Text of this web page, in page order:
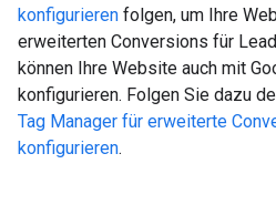
konfigurieren folgen, um Ihre
erweiterten Conversions für
können Ihre Website auch mit
konfigurieren. Folgen Sie dazu
Tag Manager für erweiterte
konfigurieren.